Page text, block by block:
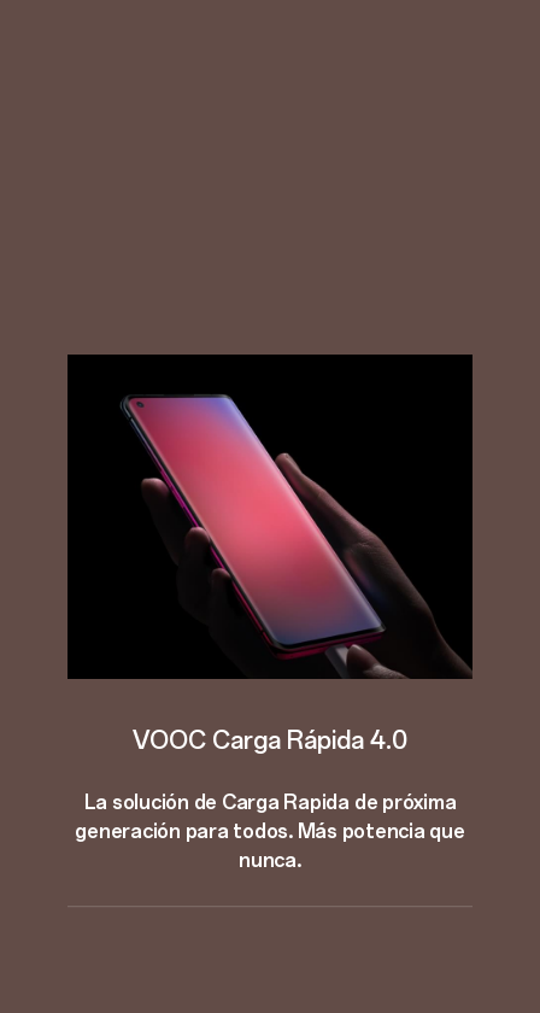
VOOC Carga Rápida 4.0
La solución de Carga Rapida de próxima
generación para todos. Más potencia que
nunca.